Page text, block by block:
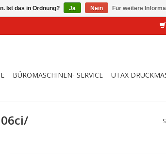
BÜROMASCHINEN- SERVICE UTAX
Ist das in Ordnung? Ja Nein Für weitere